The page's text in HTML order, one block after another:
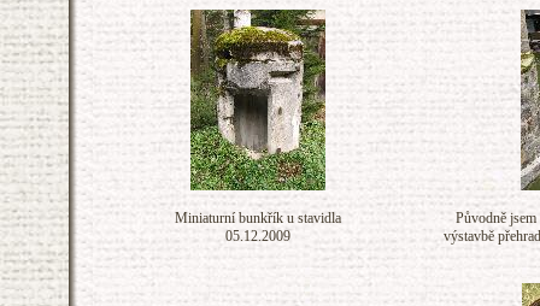
Miniaturní bunkřík u stavidla
05.12.2009
Původně
výstavbě